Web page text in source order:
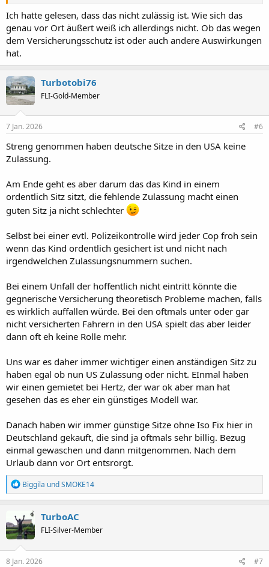
Ich hatte gelesen, dass das nicht zulässig ist. Wie sich das
genau vor Ort äußert weiß ich allerdings nicht. Ob das wegen
dem Versicherungsschutz ist oder auch andere Auswirkungen
hat.
Turbotobi76
FLI-Gold-Member
7 Jan. 2026 #6
Streng genommen haben deutsche Sitze in den USA keine
Zulassung.
Am Ende geht es aber darum das das Kind in einem
ordentlich Sitz sitzt, die fehlende Zulassung macht einen
guten Sitz ja nicht schlechter
Selbst bei einer evtl. Polizeikontrolle wird jeder Cop froh sein
wenn das Kind ordentlich gesichert ist und nicht nach
irgendwelchen Zulassungsnummern suchen.
Bei einem Unfall der hoffentlich nicht eintritt könnte die
gegnerische Versicherung theoretisch Probleme machen, falls
es wirklich auffallen würde. Bei den oftmals unter oder gar
nicht versicherten Fahrern in den USA spielt das aber leider
dann oft eh keine Rolle mehr.
Uns war es daher immer wichtiger einen anständigen Sitz zu
haben egal ob nun US Zulassung oder nicht. EInmal haben
wir einen gemietet bei Hertz, der war ok aber man hat
gesehen das es eher ein günstiges Modell war.
Danach haben wir immer günstige Sitze ohne Iso Fix hier in
Deutschland gekauft, die sind ja oftmals sehr billig. Bezug
einmal gewaschen und dann mitgenommen. Nach dem
Urlaub dann vor Ort entsrorgt.
R
e
a
t
i
o
n
e
Biggila undSMOKE14
TurboAC
FLI-Silver-Member
8 Jan. 2026 #7